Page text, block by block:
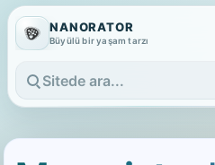
NANORATOR
Büyülü bir yaşam tarzı
Sitede ara